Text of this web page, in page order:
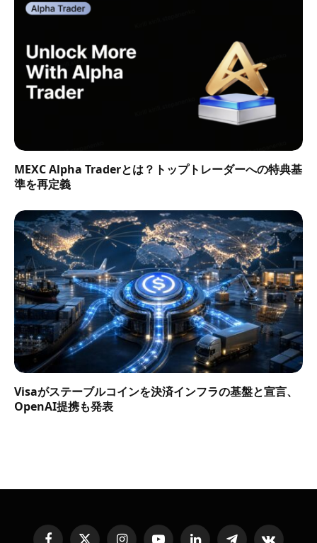
MEXC Alpha Traderとは？トップトレーダーへの特典基
準を再定義
Visaがステーブルコインを決済インフラの基盤と宣言、
OpenAI提携も発表